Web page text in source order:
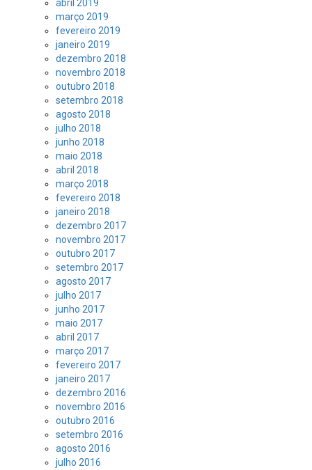
abril 2019
março 2019
fevereiro 2019
janeiro 2019
dezembro 2018
novembro 2018
outubro 2018
setembro 2018
agosto 2018
julho 2018
junho 2018
maio 2018
abril 2018
março 2018
fevereiro 2018
janeiro 2018
dezembro 2017
novembro 2017
outubro 2017
setembro 2017
agosto 2017
julho 2017
junho 2017
maio 2017
abril 2017
março 2017
fevereiro 2017
janeiro 2017
dezembro 2016
novembro 2016
outubro 2016
setembro 2016
agosto 2016
julho 2016